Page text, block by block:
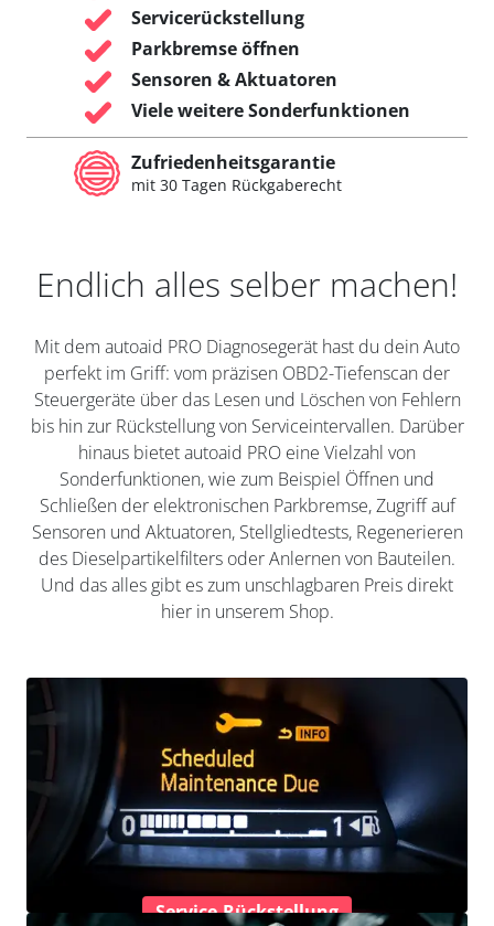
Servicerückstellung
Parkbremse öffnen
Sensoren & Aktuatoren
Viele weitere Sonderfunktionen
Zufriedenheitsgarantie
mit 30 Tagen Rückgaberecht
Endlich alles selber machen!
Mit dem autoaid PRO Diagnosegerät hast du dein Auto
perfekt im Griff: vom präzisen OBD2-Tiefenscan der
Steuergeräte über das Lesen und Löschen von Fehlern
bis hin zur Rückstellung von Serviceintervallen. Darüber
hinaus bietet autoaid PRO eine Vielzahl von
Sonderfunktionen, wie zum Beispiel Öffnen und
Schließen der elektronischen Parkbremse, Zugriff auf
Sensoren und Aktuatoren, Stellgliedtests, Regenerieren
des Dieselpartikelfilters oder Anlernen von Bauteilen.
Und das alles gibt es zum unschlagbaren Preis direkt
hier in unserem Shop.
Service-Rückstellung